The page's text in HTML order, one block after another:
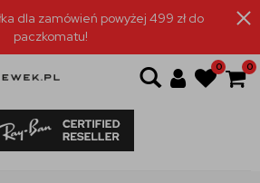
dla zamówień powyżej 499 zł do
paczkomatu!
0 0